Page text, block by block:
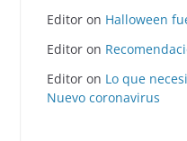
Editor on Halloween
Editor on
Editor on Lo que
Nuevo coronavirus